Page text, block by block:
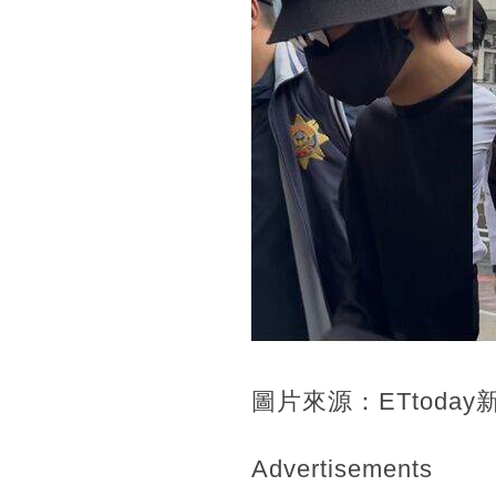
圖片來源：ETtoday
Advertisements